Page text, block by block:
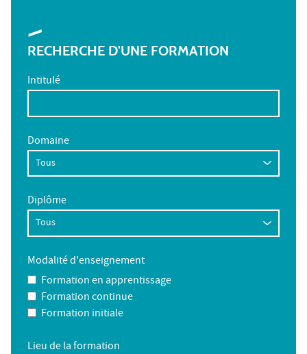
RECHERCHE D'UNE FORMATION
Intitulé
Domaine
Diplôme
Modalité d'enseignement
Formation en apprentissage
Formation continue
Formation initiale
Lieu de la formation